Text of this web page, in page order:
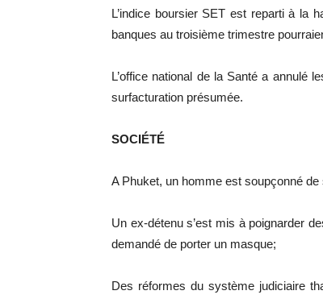
L’indice boursier SET est reparti à la
banques au troisième trimestre
L’office national de la Santé a annulé
surfacturation présumée.
SOCIÉTÉ
A Phuket, un homme est soupçonné
Un ex-détenu s’est mis à poignarder
demandé de porter un masque;
Des réformes du système judiciaire